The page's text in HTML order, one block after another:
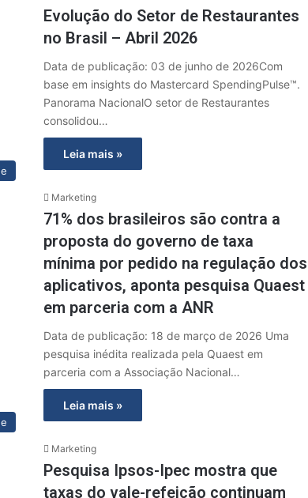
Evolução do Setor de Restaurantes
no Brasil – Abril 2026
Data de publicação: 03 de junho de 2026Com
base em insights do Mastercard SpendingPulse™.
Panorama NacionalO setor de Restaurantes
consolidou…
Leia mais »
Marketing
71% dos brasileiros são contra a
proposta do governo de taxa
mínima por pedido na regulação dos
aplicativos, aponta pesquisa Quaest
em parceria com a ANR
Data de publicação: 18 de março de 2026 Uma
pesquisa inédita realizada pela Quaest em
parceria com a Associação Nacional…
Leia mais »
Marketing
Pesquisa Ipsos-Ipec mostra que
taxas do vale-refeição continuam